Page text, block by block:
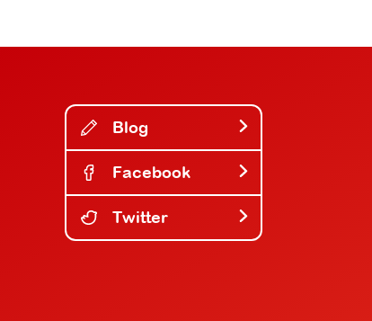
Blog
Facebook
Twitter